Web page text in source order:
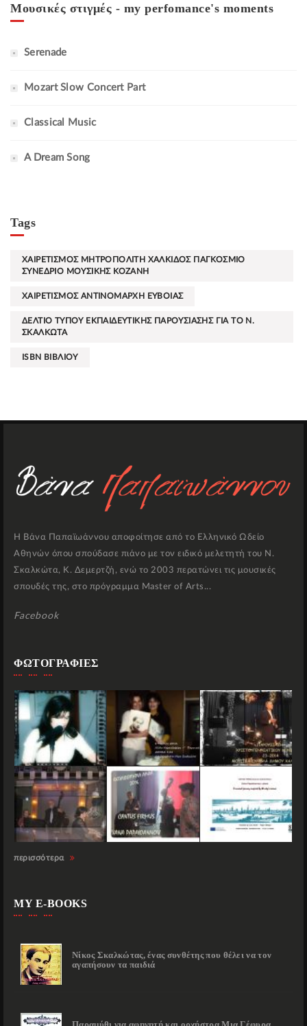
Μουσικές στιγμές - my perfomance's moments
Serenade
Mozart Slow Concert Part
Classical Music
A Dream Song
Tags
ΧΑΙΡΕΤΙΣΜΟΣ ΜΗΤΡΟΠΟΛΙΤΗ ΧΑΛΚΙΔΟΣ ΠΑΓΚΟΣΜΙΟ
ΣΥΝΕΔΡΙΟ ΜΟΥΣΙΚΗΣ ΚΟΖΑΝΗ
ΧΑΙΡΕΤΙΣΜΟΣ ΑΝΤΙΝΟΜΑΡΧΗ ΕΥΒΟΙΑΣ
ΔΕΛΤΙΟ ΤΥΠΟΥ ΕΚΠΑΙΔΕΥΤΙΚΗΣ ΠΑΡΟΥΣΙΑΣΗΣ ΓΙΑ ΤΟ Ν.
ΣΚΑΛΚΩΤΑ
ISBN ΒΙΒΛΙΟΥ
Η Βάνα Παπαϊωάννου αποφοίτησε από το Ελληνικό Ωδείο
Αθηνών όπου σπούδασε πιάνο με τον ειδικό μελετητή του Ν.
Σκαλκώτα, Κ. Δεμερτζή, ενώ το 2003 περατώνει τις μουσικές
σπουδές της, στο πρόγραμμα Master of Arts...
Facebook
ΦΩΤΟΓΡΑΦΙΕΣ
περισσότερα
MY E-BOOKS
Νίκος Σκαλκώτας, ένας συνθέτης που θέλει να τον
αγαπήσουν τα παιδιά